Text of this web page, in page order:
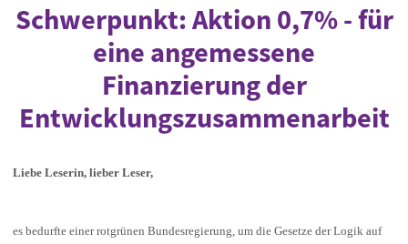
Schwerpunkt: Aktion 0,7% - für
eine angemessene
Finanzierung der
Entwicklungszusammenarbeit
Liebe Leserin, lieber Leser,
es bedurfte einer rotgrünen Bundesregierung, um die Gesetze der Logik auf